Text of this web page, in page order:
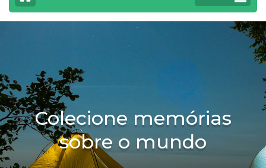
Colecione memórias
sobre o mundo